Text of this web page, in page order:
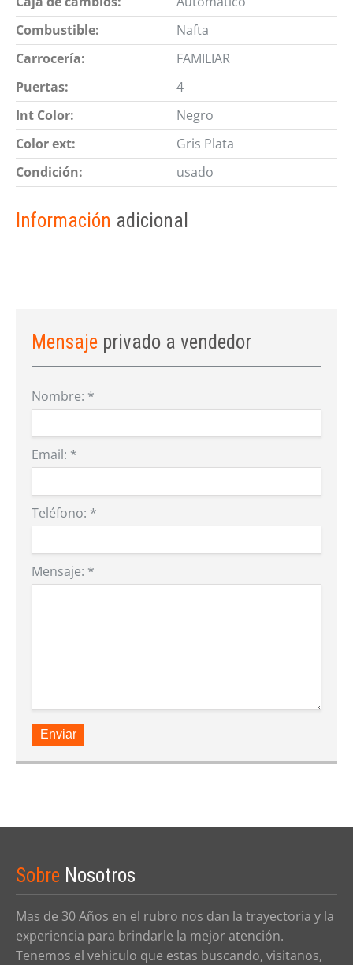
Combustible:
Nafta
Carrocería:
FAMILIAR
Puertas:
4
Int Color:
Negro
Color ext:
Gris Plata
Condición:
usado
Información adicional
Mensaje privado a vendedor
Nombre: *
Email: *
Teléfono: *
Mensaje: *
Enviar
Sobre Nosotros
Mas de 30 Años en el rubro nos dan la trayectoria y la
experiencia para brindarle la mejor atención.
Tenemos el vehiculo que estas buscando, visitanos,